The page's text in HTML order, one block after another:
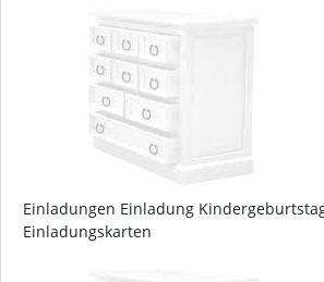
Einladungen Einladung
Einladungskarten